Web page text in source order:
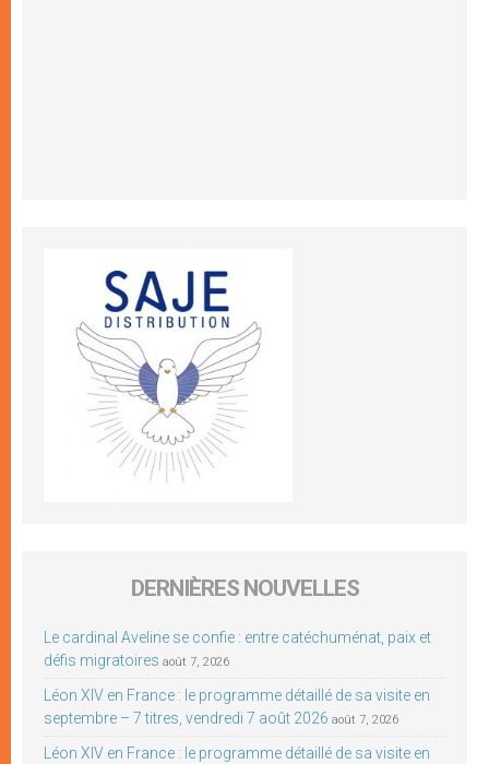
DERNIÈRES NOUVELLES
Le cardinal Aveline se confie : entre catéchuménat, paix et
défis migratoires août 7, 2026
Léon XIV en France : le programme détaillé de sa visite en
septembre – 7 titres, vendredi 7 août 2026 août 7, 2026
Léon XIV en France : le programme détaillé de sa visite en